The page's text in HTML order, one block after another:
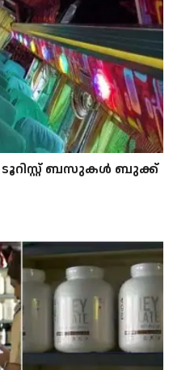
ടൂറിസ്റ്റ് ബസുകൾ ബുക്ക്